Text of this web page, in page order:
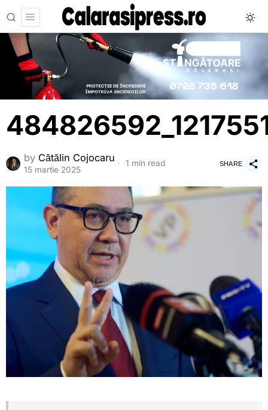
by Cătălin Cojocaru
15 martie 2025
1 min read SHARE